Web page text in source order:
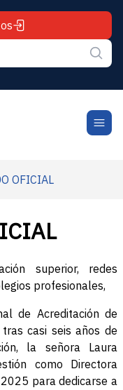
OFICIAL
superior, redes
profesionales,
de Acreditación de
casi seis años de
la señora Laura
como Directora
para dedicarse a